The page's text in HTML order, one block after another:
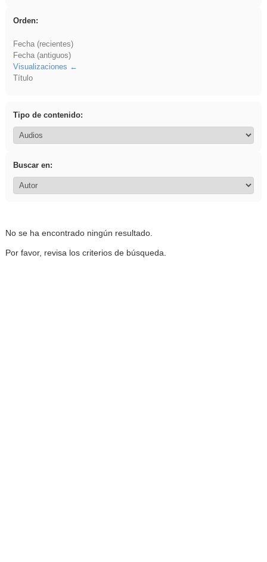
Orden:
Fecha (recientes)
Fecha (antiguos)
Visualizaciones
Título
Tipo de contenido:
Buscar en:
No se ha encontrado ningún resultado.
Por favor, revisa los criterios de búsqueda.